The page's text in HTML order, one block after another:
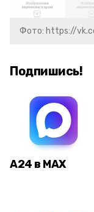
Фото: https://
Подпишись!
А24 в MAX